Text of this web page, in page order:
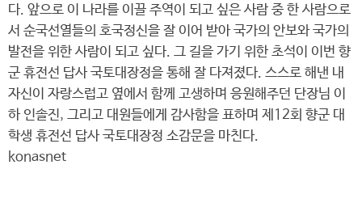
다. 앞으로 이 나라를 이끌 주역이 되고 싶은 사람 중 한 사람으로
서 순국선열들의 호국정신을 잘 이어 받아 국가의 안보와 국가의
발전을 위한 사람이 되고 싶다. 그 길을 가기 위한 초석이 이번 향
군 휴전선 답사 국토대장정을 통해 잘 다져졌다. 스스로 해낸 내
자신이 자랑스럽고 옆에서 함께 고생하며 응원해주던 단장님 이
하 인솔진, 그리고 대원들에게 감사함을 표하며 제12회 향군 대
학생 휴전선 답사 국토대장정 소감문을 마친다.
konasnet